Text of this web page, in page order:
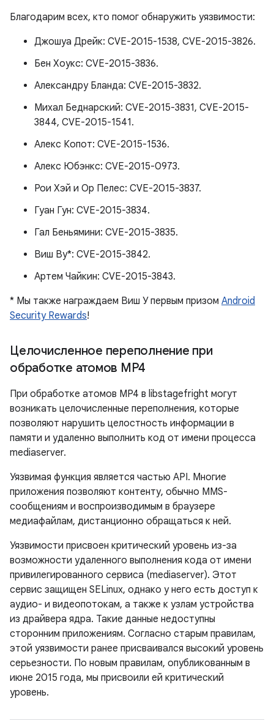
Благодарим всех, кто помог обнаружить уязвимости:
Джошуа Дрейк: CVE-2015-1538, CVE-2015-3826.
Бен Хоукс: CVE-2015-3836.
Александру Бланда: CVE-2015-3832.
Михал Беднарский: CVE-2015-3831, CVE-2015-
3844, CVE-2015-1541.
Алекс Копот: CVE-2015-1536.
Алекс Юбэнкс: CVE-2015-0973.
Рои Хэй и Ор Пелес: CVE-2015-3837.
Гуан Гун: CVE-2015-3834.
Гал Беньямини: CVE-2015-3835.
Виш Ву*: CVE-2015-3842.
Артем Чайкин: CVE-2015-3843.
* Мы также награждаем Виш У первым призом Android
Security Rewards!
Целочисленное переполнение при
обработке атомов MP4
При обработке атомов MP4 в libstagefright могут
возникать целочисленные переполнения, которые
позволяют нарушить целостность информации в
памяти и удаленно выполнить код от имени процесса
mediaserver.
Уязвимая функция является частью API. Многие
приложения позволяют контенту, обычно MMS-
сообщениям и воспроизводимым в браузере
медиафайлам, дистанционно обращаться к ней.
Уязвимости присвоен критический уровень из-за
возможности удаленного выполнения кода от имени
привилегированного сервиса (mediaserver). Этот
сервис защищен SELinux, однако у него есть доступ к
аудио- и видеопотокам, а также к узлам устройства
из драйвера ядра. Такие данные недоступны
сторонним приложениям. Согласно старым правилам,
этой уязвимости ранее присваивался высокий уровень
серьезности. По новым правилам, опубликованным в
июне 2015 года, мы присвоили ей критический
уровень.